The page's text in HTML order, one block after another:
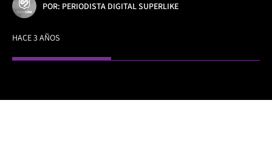
POR: PERIODISTA DIGITAL SUPERLIKE
HACE 3 AÑOS